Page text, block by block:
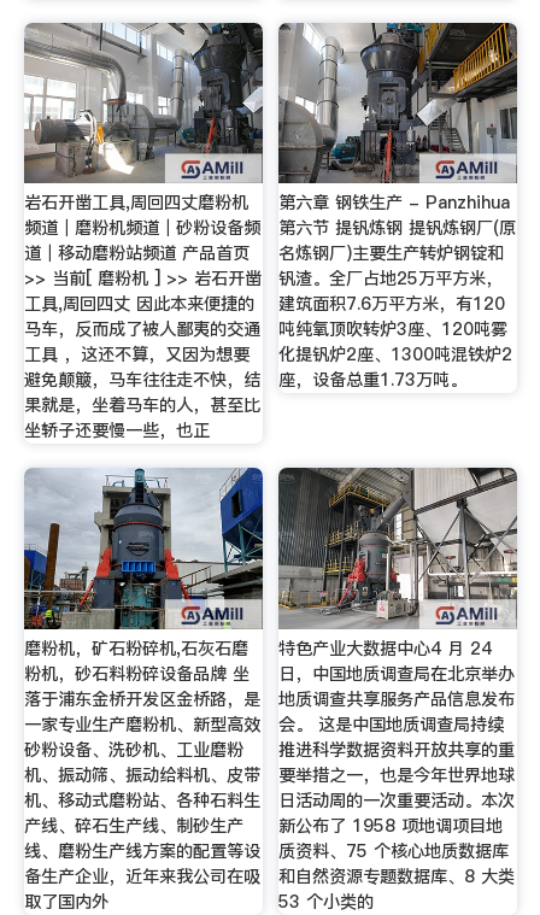
岩石开凿工具,周回四丈磨粉机
频道｜磨粉机频道｜砂粉设备频
道｜移动磨粉站频道 产品首页
>> 当前[ 磨粉机 ] >> 岩石开凿
工具,周回四丈 因此本来便捷的
马车，反而成了被人鄙夷的交通
工具 ，这还不算，又因为想要
避免颠簸，马车往往走不快，结
果就是，坐着马车的人，甚至比
坐轿子还要慢一些，也正
第六章 钢铁生产 - Panzhihua
第六节 提钒炼钢 提钒炼钢厂(原
名炼钢厂)主要生产转炉钢锭和
钒渣。全厂占地25万平方米，
建筑面积7.6万平方米，有120
吨纯氧顶吹转炉3座、120吨雾
化提钒炉2座、1300吨混铁炉2
座，设备总重1.73万吨。
磨粉机，矿石粉碎机,石灰石磨
粉机，砂石料粉碎设备品牌 坐
落于浦东金桥开发区金桥路，是
一家专业生产磨粉机、新型高效
砂粉设备、洗砂机、工业磨粉
机、振动筛、振动给料机、皮带
机、移动式磨粉站、各种石料生
产线、碎石生产线、制砂生产
线、磨粉生产线方案的配置等设
备生产企业，近年来我公司在吸
取了国内外
特色产业大数据中心4 月 24
日，中国地质调查局在北京举办
地质调查共享服务产品信息发布
会。 这是中国地质调查局持续
推进科学数据资料开放共享的重
要举措之一，也是今年世界地球
日活动周的一次重要活动。本次
新公布了 1958 项地调项目地
质资料、75 个核心地质数据库
和自然资源专题数据库、8 大类
53 个小类的